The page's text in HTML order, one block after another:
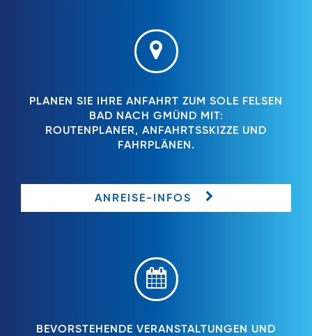
PLANEN SIE IHRE ANFAHRT ZUM SOLE FELSEN
BAD NACH GMÜND MIT:
ROUTENPLANER, ANFAHRTSSKIZZE UND
FAHRPLÄNEN.
ANREISE-INFOS
BEVORSTEHENDE VERANSTALTUNGEN UND